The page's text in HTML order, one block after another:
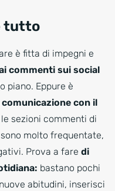
tutto
è fitta di impegni e
commenti sui social
piano. Eppure è
comunicazione con il
le sezioni commenti di
molto frequentate,
Prova a fare di
bastano pochi
abitudini, inserisci